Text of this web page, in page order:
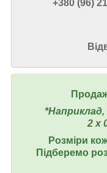
+380 (96)
2 х
Розміри
Підберемо